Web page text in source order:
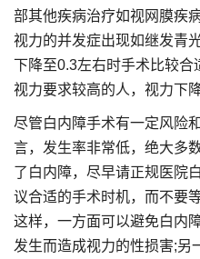
部其他疾病治疗如视网膜疾
视力的并发症出现如继发青
下降至0.3左右时手术比较
视力要求较高的人，视力下
尽管白内障手术有一定风险
言，发生率非常低，绝大多
了白内障，尽早请正规医院
议合适的手术时机，而不要
这样，一方面可以避免白内
发生而造成视力的性损害;另